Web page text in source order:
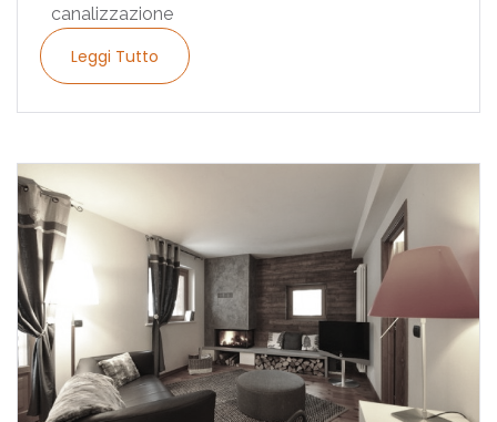
canalizzazione
Leggi Tutto